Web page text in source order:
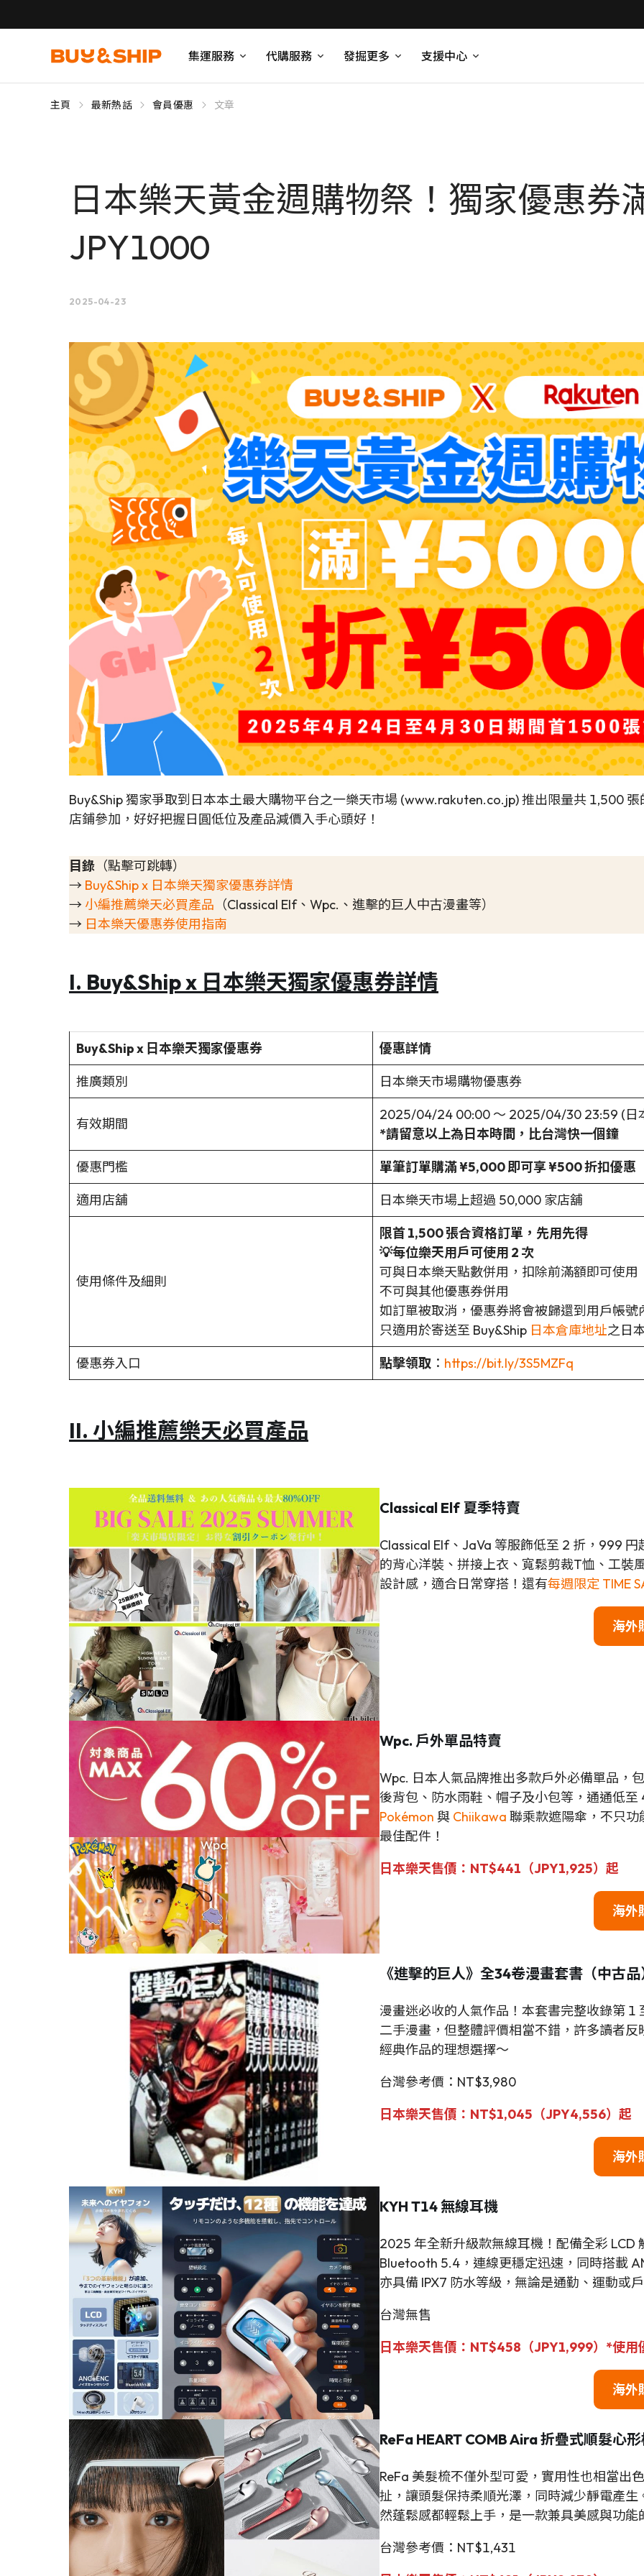
集運服務 代購服務 發掘更多 支援中心
主頁 最新熱話 會員優惠 文章
日本樂天黃金週購物祭！獨家優惠券
JPY1000
2025-04-23
Buy&Ship 獨家爭取到日本本土最大購物平台之一樂天市場 (www.rakuten.co.jp) 推出限量共 1,500
店鋪參加，好好把握日圓低位及產品減價入手心頭好！
目錄 （點擊可跳轉）
→ Buy&Ship x 日本樂天獨家優惠券詳情
→ 小編推薦樂天必買產品 （Classical Elf、Wpc.、進擊的巨人中古漫畫等）
→ 日本樂天優惠券使用指南
I. Buy&Ship x 日本樂天獨家優惠券詳情
Buy&Ship x 日本樂天獨家優惠券
優惠詳情
推廣類別
日本樂天市場購物優惠券
有效期間
2025/04/24 00:00 ～ 2025/04/30 23:59 (日
*請留意以上為日本時間，比台灣快一個鐘
優惠門檻
單筆訂單購滿 ¥5,000 即可享 ¥500 折扣優惠
適用店舖
日本樂天市場上超過 50,000 家店舖
使用條件及細則
限首 1,500 張合資格訂單，先用先得
💡每位樂天用戶可使用 2 次
可與日本樂天點數併用，扣除前滿額即可使用
不可與其他優惠券併用
如訂單被取消，優惠券將會被歸還到用戶帳號
只適用於寄送至 Buy&Ship 日本倉庫地址之日
優惠券入口
點擊領取 ： https://bit.ly/3S5MZFq
II. 小編推薦樂天必買產品
Classical Elf 夏季特賣
Classical Elf、JaVa 等服飾低至 2 折，999
的背心洋裝、拼接上衣、寬鬆剪裁T恤、工裝
設計感，適合日常穿搭！還有每週限定 TIME
海外
Wpc. 戶外單品特賣
Wpc. 日本人氣品牌推出多款戶外必備單品，
後背包、防水雨鞋、帽子及小包等，通通低
Pokémon 與 Chiikawa 聯乘款遮陽傘，不只
最佳配件！
日本樂天售價：NT$441（JPY1,925）起
海外
《進擊的巨人》全34卷漫畫套書（中古品
漫畫迷必收的人氣作品！本套書完整收錄第 1
二手漫畫，但整體評價相當不錯，許多讀者
經典作品的理想選擇～
台灣參考價：NT$3,980
日本樂天售價：NT$1,045（JPY4,556）起
海外
KYH T14 無線耳機
2025 年全新升級款無線耳機！配備全彩 LCD
Bluetooth 5.4，連線更穩定迅速，同時搭載
亦具備 IPX7 防水等級，無論是通勤、運動或
台灣無售
日本樂天售價：NT$458（JPY1,999）*使用
海外
ReFa HEART COMB Aira 折疊式順髮心
ReFa 美髮梳不僅外型可愛，實用性也相當出
扯，讓頭髮保持柔順光澤，同時減少靜電產
然蓬鬆感都輕鬆上手，是一款兼具美感與功能
台灣參考價：NT$1,431